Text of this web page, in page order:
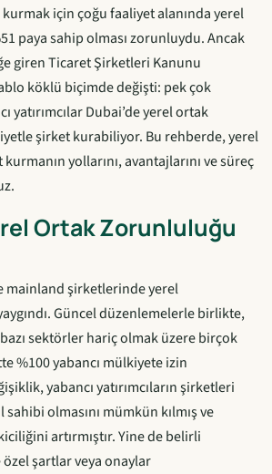
için çoğu faaliyet alanında yerel
paya sahip olması zorunluydu. Ancak
giren Ticaret Şirketleri Kanunu
köklü biçimde değişti: pek çok
yatırımcılar Dubai’de yerel ortak
şirket kurabiliyor. Bu rehberde, yerel
yollarını, avantajlarını ve süreç
Ortak Zorunluluğu
mainland şirketlerinde yerel
Güncel düzenlemelerle birlikte,
sektörler hariç olmak üzere birçok
%100 yabancı mülkiyete izin
yabancı yatırımcıların şirketleri
olmasını mümkün kılmış ve
artırmıştır. Yine de belirli
şartlar veya onaylar